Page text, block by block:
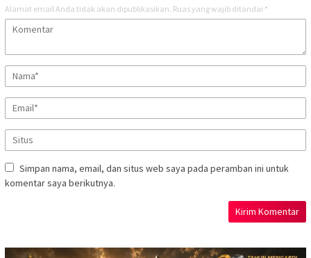
Alamat email Anda tidak akan dipublikasikan. Ruas yang wajib ditandai *
Simpan nama, email, dan situs web saya pada peramban ini untuk
komentar saya berikutnya.